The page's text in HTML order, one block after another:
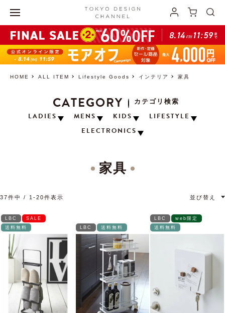
HOME ALL ITEM Lifestyle Goods インテリア 家具
CATEGORY
カテゴリ検索
LADIES
MENS KIDS
LIFESTYLE
ELECTRONICS
家具
並び替え
37件中 1 -20件表示
LBC
SALE
送料無料
LBC 送料無料
LBC
web限定
送料無料